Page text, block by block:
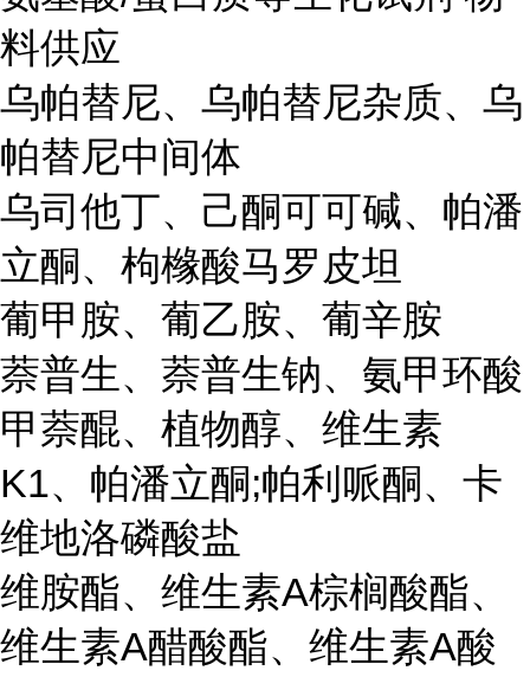
料供应
乌帕替尼、乌帕替尼杂质、乌
帕替尼中间体
乌司他丁、己酮可可碱、帕潘
立酮、枸橼酸马罗皮坦
葡甲胺、葡乙胺、葡辛胺
萘普生、萘普生钠、氨甲环酸
甲萘醌、植物醇、维生素
K1、帕潘立酮;帕利哌酮、卡
维地洛磷酸盐
维胺酯、维生素A棕榈酸酯、
维生素A醋酸酯、维生素A酸